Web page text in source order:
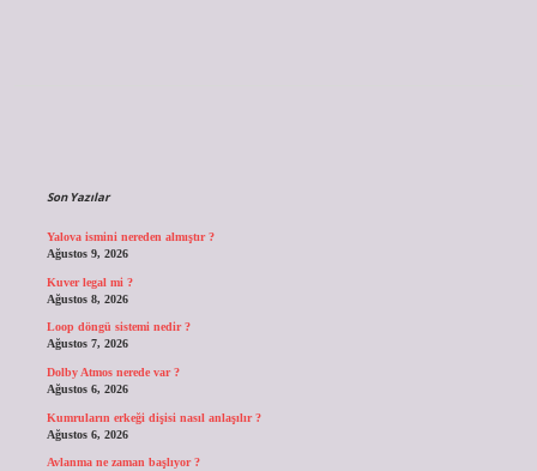
Son Yazılar
Yalova ismini nereden almıştır ?
Ağustos 9, 2026
Kuver legal mi ?
Ağustos 8, 2026
Loop döngü sistemi nedir ?
Ağustos 7, 2026
Dolby Atmos nerede var ?
Ağustos 6, 2026
Kumruların erkeği dişisi nasıl anlaşılır ?
Ağustos 6, 2026
Avlanma ne zaman başlıyor ?